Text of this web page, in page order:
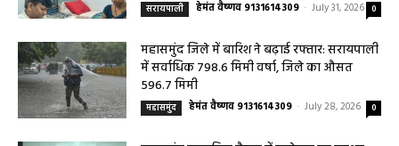
सरायपाली/ 200 गांवों की महिलाओं के लिए राहत,
सेवाएं
सरायपाली हेमंत वैष्णव 9131614309 - July 31, 2026
महासमुंद जिले में बारिश ने बढ़ाई रफ्तार: सरायपाली